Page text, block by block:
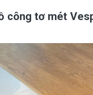
công tơ mét